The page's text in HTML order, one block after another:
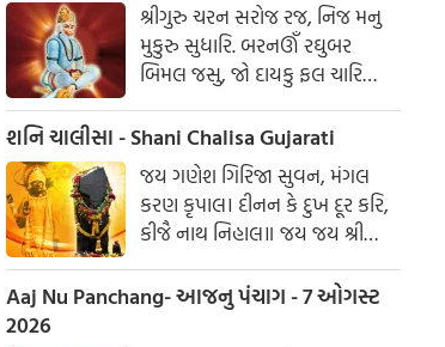
શ્રીગુરુ ચરન સરોજ રજ, નિજ મનુ
મુકુરુ સુધારિ. બરનઊઁ રઘુબર
બિમલ જસુ, જો દાયકુ ફલ ચારિ
બુદ્ધિહીન તનુ જાનિકે, સુમિરૌં પવન-
કુમાર. બલ બુદ્ધિ બિદ્યા દેહુ મોહિં,
હરહુ કલેસ બિકાર
શનિ ચાલીસા - Shani Chalisa Gujarati
જય ગણેશ ગિરિજા સુવન, મંગલ
કરણ કૃપાલ। દીનન કે દુખ દૂર કરિ,
કીજૈ નાથ નિહાલ॥ જય જય શ્રી
શનિદેવ પ્રભુ, સુનહુ વિનય મહારાજ।
કરહુ કૃપા હે રવિ તનય, રાખહુ જન
કી લાજ॥ શનિ ચાલીસા ચૌપાઈ :
Aaj Nu Panchang- આજનુ પંચાગ - 7 ઓગસ્ટ
2026